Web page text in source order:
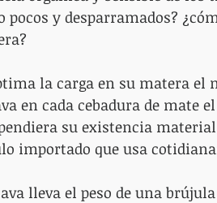
pocos y desparramados?
la carga en su matera
en cada cebadura de mate
su existencia
importado que usa
lleva el peso de una